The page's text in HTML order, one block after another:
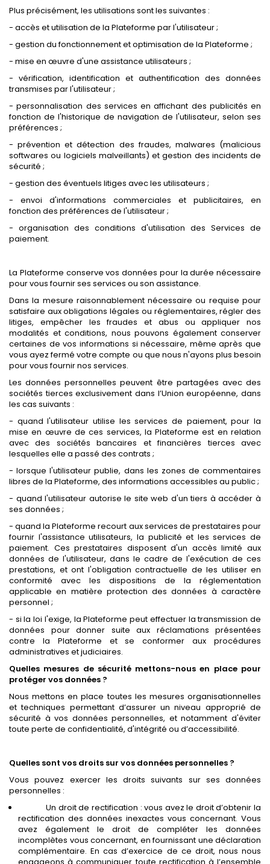
Plus précisément, les utilisations sont les suivantes :
- accès et utilisation de la Plateforme par l'utilisateur ;
- gestion du fonctionnement et optimisation de la Plateforme ;
- mise en œuvre d'une assistance utilisateurs ;
- vérification, identification et authentification des données
transmises par l'utilisateur ;
- personnalisation des services en affichant des publicités en
fonction de l'historique de navigation de l'utilisateur, selon ses
préférences ;
- prévention et détection des fraudes, malwares (malicious
softwares ou logiciels malveillants) et gestion des incidents de
sécurité ;
- gestion des éventuels litiges avec les utilisateurs ;
- envoi d'informations commerciales et publicitaires, en
fonction des préférences de l'utilisateur ;
- organisation des conditions d'utilisation des Services de
paiement.
La Plateforme conserve vos données pour la durée nécessaire
pour vous fournir ses services ou son assistance.
Dans la mesure raisonnablement nécessaire ou requise pour
satisfaire aux obligations légales ou réglementaires, régler des
litiges, empêcher les fraudes et abus ou appliquer nos
modalités et conditions, nous pouvons également conserver
certaines de vos informations si nécessaire, même après que
vous ayez fermé votre compte ou que nous n'ayons plus besoin
pour vous fournir nos services.
Les données personnelles peuvent être partagées avec des
sociétés tierces exclusivement dans l’Union européenne, dans
les cas suivants :
- quand l'utilisateur utilise les services de paiement, pour la
mise en œuvre de ces services, la Plateforme est en relation
avec des sociétés bancaires et financières tierces avec
lesquelles elle a passé des contrats ;
- lorsque l'utilisateur publie, dans les zones de commentaires
libres de la Plateforme, des informations accessibles au public ;
- quand l'utilisateur autorise le site web d'un tiers à accéder à
ses données ;
- quand la Plateforme recourt aux services de prestataires pour
fournir l'assistance utilisateurs, la publicité et les services de
paiement. Ces prestataires disposent d'un accès limité aux
données de l'utilisateur, dans le cadre de l'exécution de ces
prestations, et ont l'obligation contractuelle de les utiliser en
conformité avec les dispositions de la réglementation
applicable en matière protection des données à caractère
personnel ;
- si la loi l'exige, la Plateforme peut effectuer la transmission de
données pour donner suite aux réclamations présentées
contre la Plateforme et se conformer aux procédures
administratives et judiciaires.
Quelles mesures de sécurité mettons-nous en place pour
protéger vos données ?
Nous mettons en place toutes les mesures organisationnelles
et techniques permettant d’assurer un niveau approprié de
sécurité à vos données personnelles, et notamment d'éviter
toute perte de confidentialité, d'intégrité ou d’accessibilité.
Quelles sont vos droits sur vos données personnelles ?
Vous pouvez exercer les droits suivants sur ses données
personnelles :
Un droit de rectification : vous avez le droit d’obtenir la
rectification des données inexactes vous concernant. Vous
avez également le droit de compléter les données
incomplètes vous concernant, en fournissant une déclaration
complémentaire. En cas d’exercice de ce droit, nous nous